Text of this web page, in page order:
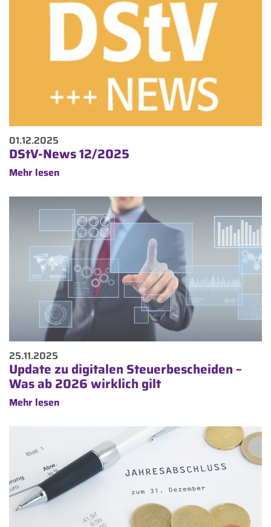
01.12.2025
DStV-News 12/2025
Mehr lesen
25.11.2025
Update zu digitalen Steuerbescheiden –
Was ab 2026 wirklich gilt
Mehr lesen